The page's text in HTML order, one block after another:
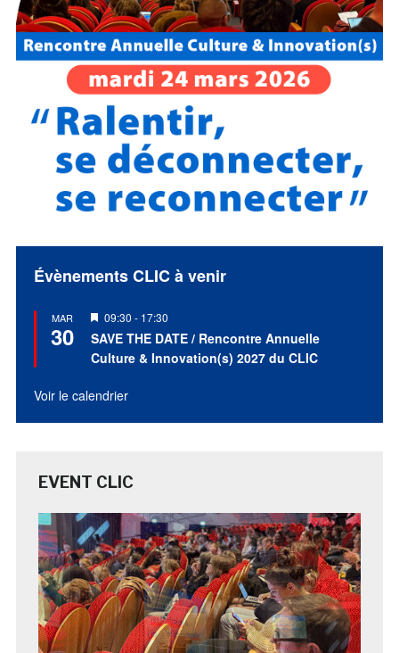
Évènements CLIC à venir
MAR
30
Mis
en
avant
09:30 - 17:30
SAVE THE DATE / Rencontre Annuelle
Culture & Innovation(s) 2027 du CLIC
Voir le calendrier
EVENT CLIC